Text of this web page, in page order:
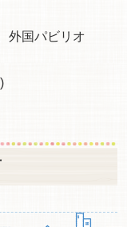
外国パビリオ